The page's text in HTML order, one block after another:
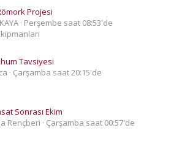
Projesi
Perşembe saat 08:53'de
Tavsiyesi
Çarşamba saat 20:15'de
Sonrası Ekim
Rençberi
Çarşamba saat 00:57'de